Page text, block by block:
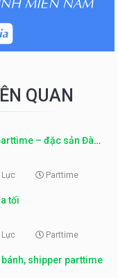
QUAN
– đặc sản Đà
Parttime
tối
Parttime
bánh, shipper parttime